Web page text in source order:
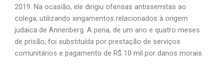
2019. Na ocasião, ele dirigiu ofensas antissemitas ao
colega, utilizando xingamentos relacionados à origem
judaica de Annenberg. A pena, de um ano e quatro meses
de prisão, foi substituída por prestação de serviços
comunitários e pagamento de R$ 10 mil por danos morais.